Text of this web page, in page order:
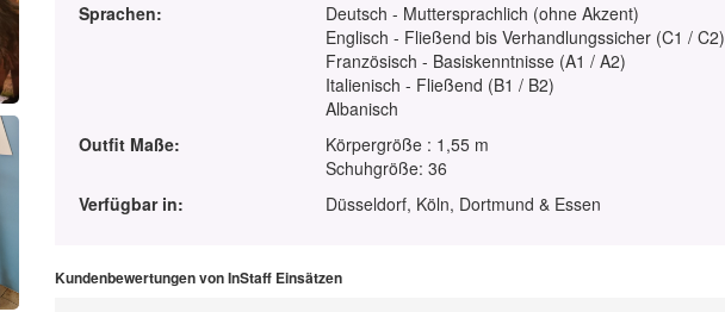
Sprachen:
Deutsch - Muttersprachlich (ohne Akzent)
Englisch - Fließend bis Verhandlungssicher (C1 / C2)
Französisch - Basiskenntnisse (A1 / A2)
Italienisch - Fließend (B1 / B2)
Albanisch
Outfit Maße:
Körpergröße : 1,55 m
Schuhgröße: 36
Verfügbar in:
Düsseldorf, Köln, Dortmund & Essen
Kundenbewertungen von InStaff Einsätzen